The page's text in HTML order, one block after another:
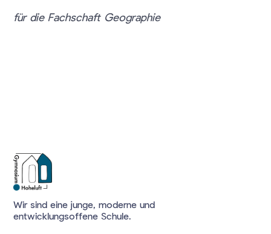
für die Fachschaft Geographie
Wir sind eine junge, moderne und
entwicklungsoffene Schule.